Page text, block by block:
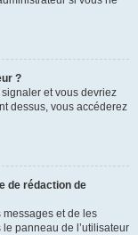
?
et vous devriez
dessus, vous accéderez
de rédaction de
messages et de les
panneau de l’utilisateur